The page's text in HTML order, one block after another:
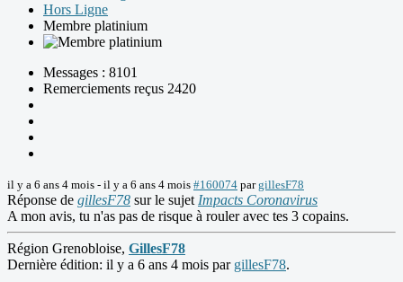
Hors Ligne
Membre platinium
Messages : 8101
Remerciements reçus 2420
il y a 6 ans 4 mois - il y a 6 ans 4 mois #160074 pargillesF78
Réponse de gillesF78 sur le sujet Impacts Coronavirus
A mon avis, tu n'as pas de risque à rouler avec tes 3 copains.
Région Grenobloise, GillesF78
Dernière édition: il y a 6 ans 4 mois par gillesF78.